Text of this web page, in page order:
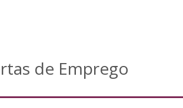
de Emprego